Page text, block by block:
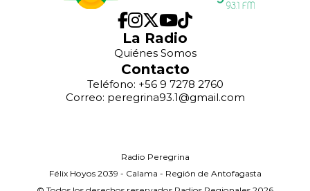
La Radio
Quiénes Somos
Contacto
Teléfono: +56 9 7278 2760
Correo: peregrina93.1@gmail.com
Radio Peregrina
Félix Hoyos 2039 - Calama - Región de Antofagasta